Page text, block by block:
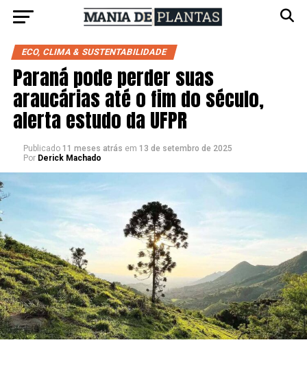
ECO, CLIMA & SUSTENTABILIDADE
Paraná pode perder suas
araucárias até o fim do século,
alerta estudo da UFPR
Publicado 11 meses atrás em 13 de setembro de 2025
Por Derick Machado